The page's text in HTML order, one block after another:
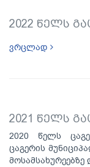
2022 წელს
ვრცლად
2021 წელს
2020 წელს
ცაგერის